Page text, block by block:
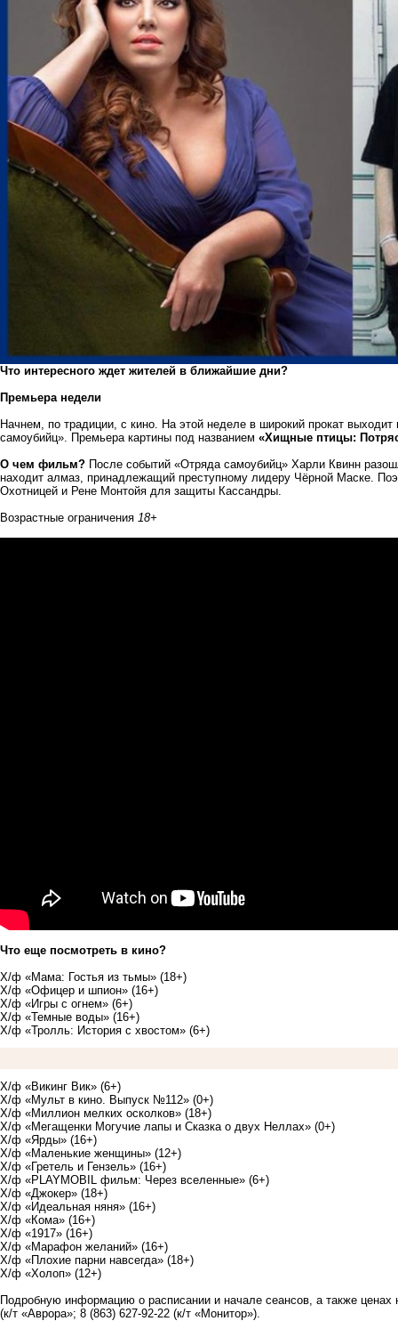
Что интересного ждет жителей в ближайшие дни?
Премьера недели
Начнем, по традиции, с кино. На этой неделе в широкий прокат
самоубийц». Премьера картины под названием «Хищные птицы:
О чем фильм? После событий «Отряда самоубийц» Харли Квинн
находит алмаз, принадлежащий преступному лидеру Чёрной Маске.
Охотницей и Рене Монтойя для защиты Кассандры.
Возрастные ограничения 18+
Что еще посмотреть в кино?
Х/ф «Мама: Гостья из тьмы» (18+)
Х/ф «Офицер и шпион» (16+)
Х/ф «Игры с огнем» (6+)
Х/ф «Темные воды» (16+)
Х/ф «Тролль: История с хвостом» (6+)
Х/ф «Викинг Вик» (6+)
Х/ф «Мульт в кино. Выпуск №112» (0+)
Х/ф «Миллион мелких осколков» (18+)
Х/ф «Мегащенки Могучие лапы и Сказка о двух Неллах» (0+)
Х/ф «Ярды» (16+)
Х/ф «Маленькие женщины» (12+)
Х/ф «Гретель и Гензель» (16+)
Х/ф «PLAYMOBIL фильм: Через вселенные» (6+)
Х/ф «Джокер» (18+)
Х/ф «Идеальная няня» (16+)
Х/ф «Кома» (16+)
Х/ф «1917» (16+)
Х/ф «Марафон желаний» (16+)
Х/ф «Плохие парни навсегда» (18+)
Х/ф «Холоп» (12+)
Подробную информацию о расписании и начале сеансов, а также
(к/т «Аврора»; 8 (863) 627-92-22 (к/т «Монитор»).